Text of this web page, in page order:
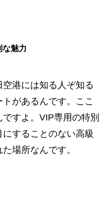
な魅力
港には知る人ぞ知る
があるんです。ここ
すよ。VIP専用の特別
することのない高級
場所なんです。